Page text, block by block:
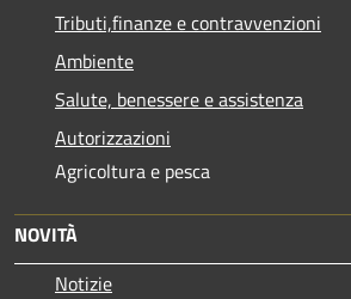
Tributi,finanze e contravvenzioni
Ambiente
Salute, benessere e assistenza
Autorizzazioni
Agricoltura e pesca
NOVITÀ
Notizie